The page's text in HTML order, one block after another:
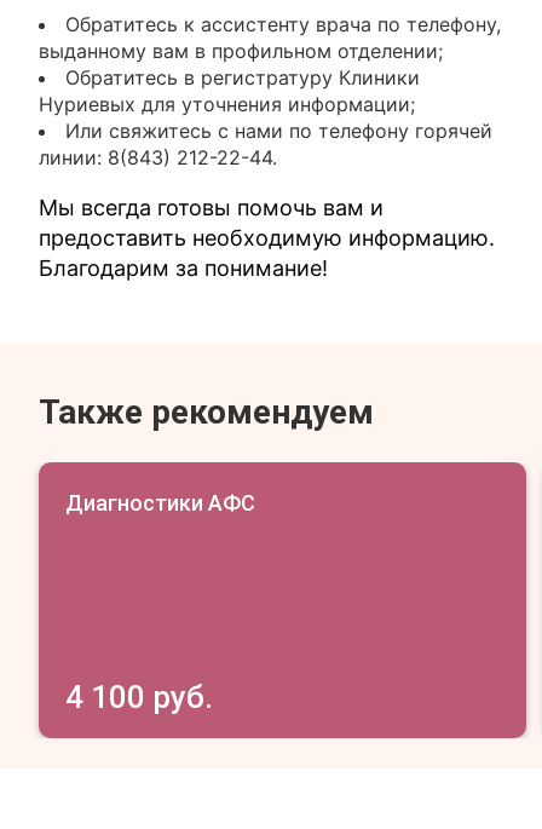
Обратитесь к ассистенту врача по телефону,
выданному вам в профильном отделении;
Обратитесь в регистратуру Клиники
Нуриевых для уточнения информации;
Или свяжитесь с нами по телефону горячей
линии: 8(843) 212-22-44.
Мы всегда готовы помочь вам и
предоставить необходимую информацию.
Благодарим за понимание!
Также рекомендуем
Диагностики АФС
4 100 руб.